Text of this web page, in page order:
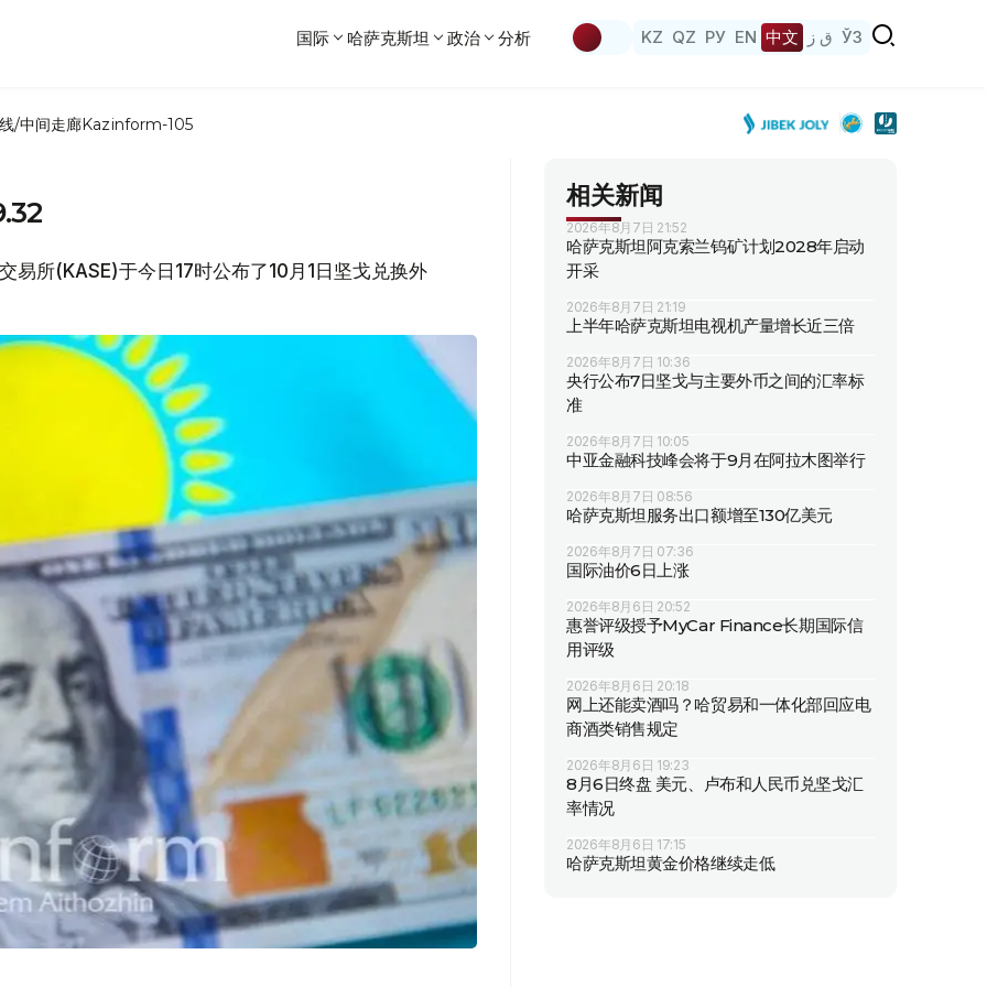
国际 哈萨克斯坦 政治 分析 KZ QZ РУ EN 中文 ق ز ЎЗ
/中间走廊Kazinform-105
易所(KASE)于今日17时公布了10月1日坚戈兑换外
相关新闻
2026年8月7日 21:52
哈萨克斯坦阿克索兰钨矿计划2028年启动
开采
2026年8月7日 21:19
上半年哈萨克斯坦电视机产量增长近三倍
2026年8月7日 10:36
央行公布7日坚戈与主要外币之间的汇率标
准
2026年8月7日 10:05
中亚金融科技峰会将于9月在阿拉木图举行
2026年8月7日 08:56
哈萨克斯坦服务出口额增至130亿美元
2026年8月7日 07:36
国际油价6日上涨
2026年8月6日 20:52
惠誉评级授予MyCar Finance长期国际信
用评级
2026年8月6日 20:18
网上还能卖酒吗？哈贸易和一体化部回应电
商酒类销售规定
2026年8月6日 19:23
8月6日终盘 美元、卢布和人民币兑坚戈汇
率情况
2026年8月6日 17:15
哈萨克斯坦黄金价格继续走低